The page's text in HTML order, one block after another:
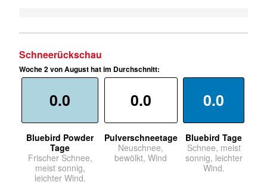
Schneerückschau
Woche 2 von August hat im Durchschnitt:
0.0
Bluebird Powder
Tage
Frischer Schnee,
meist sonnig,
leichter Wind.
0.0
Pulverschneetage
Neuschnee,
bewölkt, Wind
0.0
Bluebird Tage
Schnee, meist
sonnig, leichter
Wind.